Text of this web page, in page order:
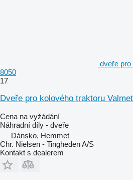
dveře pro
8050
17
Dveře pro kolového traktoru
Cena na vyžádání
Náhradní díly - dveře
Dánsko, Hemmet
Chr. Nielsen - Tingheden A/S
Kontakt s dealerem